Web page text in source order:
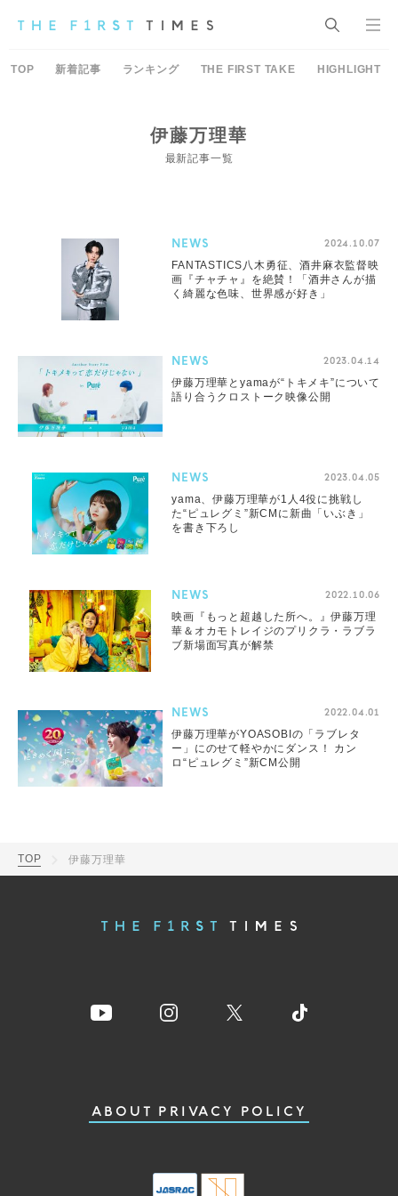
TOP 新着記事 ランキング THE FIRST TAKE HIGHLIGHT
伊藤万理華
最新記事一覧
NEWS 2024.10.07
FANTASTICS八木勇征、酒井麻衣監督映
画『チャチャ』を絶賛！「酒井さんが描
く綺麗な色味、世界感が好き」
NEWS 2023.04.14
伊藤万理華とyamaが“トキメキ”について
語り合うクロストーク映像公開
NEWS 2023.04.05
yama、伊藤万理華が1人4役に挑戦し
た“ピュレグミ”新CMに新曲「いぶき」
を書き下ろし
NEWS 2022.10.06
映画『もっと超越した所へ。』伊藤万理
華＆オカモトレイジのプリクラ・ラブラ
ブ新場面写真が解禁
NEWS 2022.04.01
伊藤万理華がYOASOBIの「ラブレタ
ー」にのせて軽やかにダンス！ カン
ロ“ピュレグミ”新CM公開
TOP 伊藤万理華
ABOUT PRIVACY POLICY